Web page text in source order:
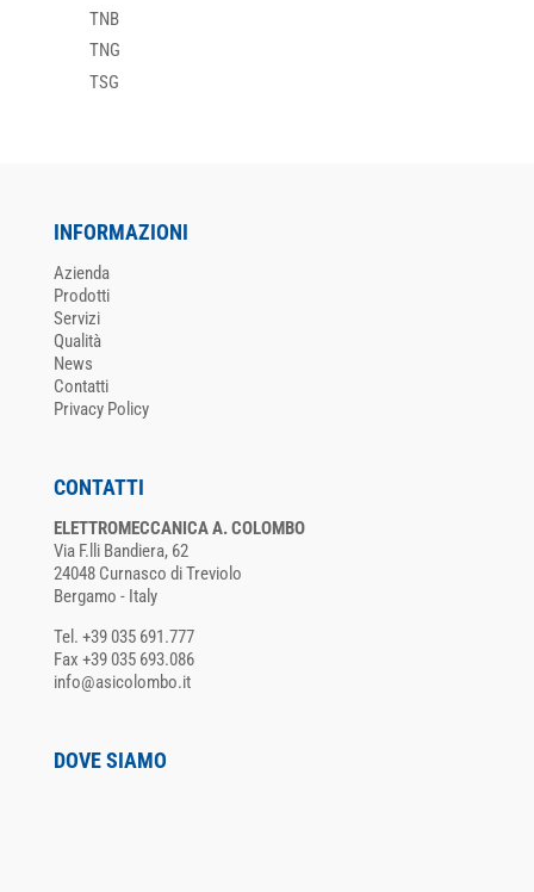
TNB
TNG
TSG
INFORMAZIONI
Azienda
Prodotti
Servizi
Qualità
News
Contatti
Privacy Policy
CONTATTI
ELETTROMECCANICA A. COLOMBO
Via F.lli Bandiera, 62
24048 Curnasco di Treviolo
Bergamo - Italy
Tel. +39 035 691.777
Fax +39 035 693.086
info@asicolombo.it
DOVE SIAMO